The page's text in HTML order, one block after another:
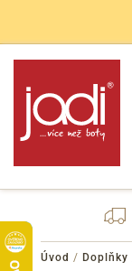
Úvod / Doplňky